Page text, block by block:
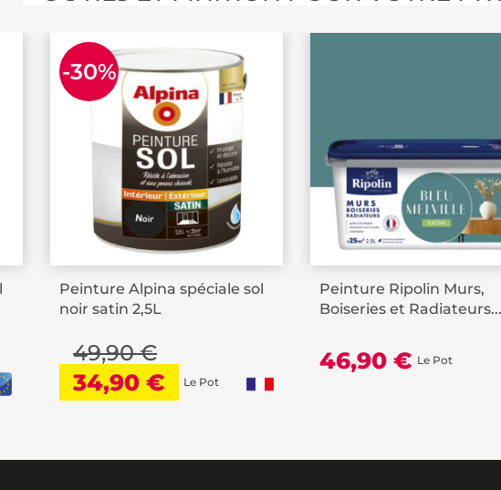
Peinture Alpina spéciale sol
noir satin 2,5L
49,90 €
34,90 € Le Pot
-30%
Peinture Ripolin Murs,
Boiseries et Radiateurs...
46,90 € Le Pot